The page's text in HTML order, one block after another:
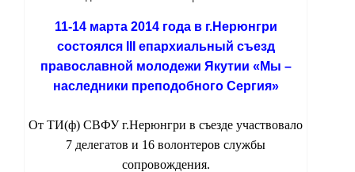
11-14 марта 2014 года в г.Нерюнгри
состоялся
епархиальный съезд
православной молодежи Якутии «Мы –
наследники преподобного Сергия»
От ТИ(ф) СВФУ г.Нерюнгри в съезде участвовало
7 делегатов и 16 волонтеров службы
сопровождения.